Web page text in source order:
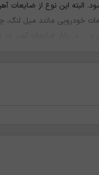
این نوع از ضایعات
خودرویی مانند میل